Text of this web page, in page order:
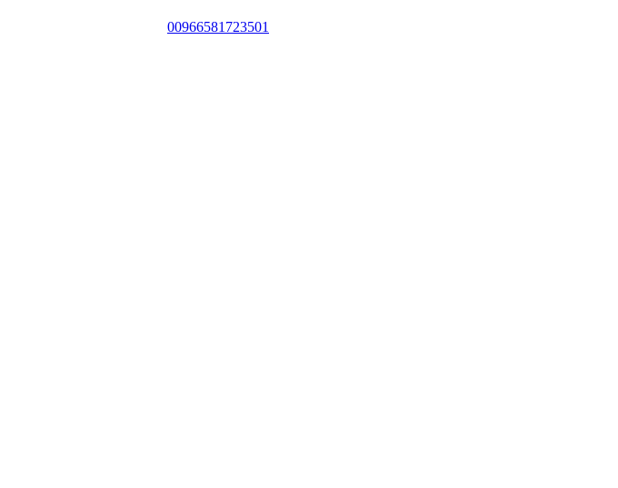
00966581723501